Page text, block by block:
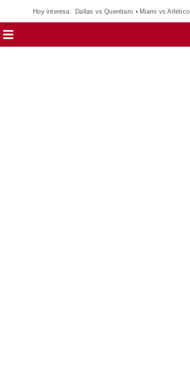
Hoy interesa: Dallas vs Querétaro Miami vs Atlético